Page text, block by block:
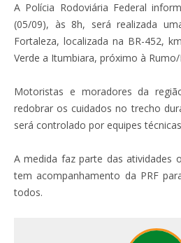
A Polícia Rodoviária Federal
(05/09), às 8h, será realizada
Fortaleza, localizada na BR-452,
Verde a Itumbiara, próximo à
Motoristas e moradores da
redobrar os cuidados no trecho
será controlado por equipes
A medida faz parte das atividades
tem acompanhamento da PRF
todos.